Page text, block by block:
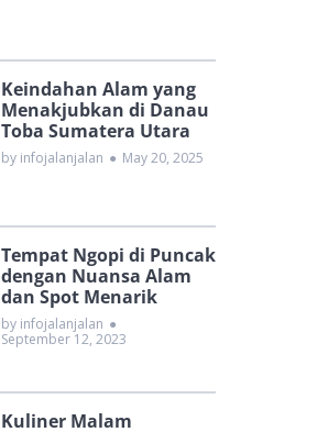
Keindahan Alam yang
Menakjubkan di Danau
Toba Sumatera Utara
by infojalanjalan ● May 20, 2025
Tempat Ngopi di Puncak
dengan Nuansa Alam
dan Spot Menarik
by infojalanjalan ●
September 12, 2023
Kuliner Malam